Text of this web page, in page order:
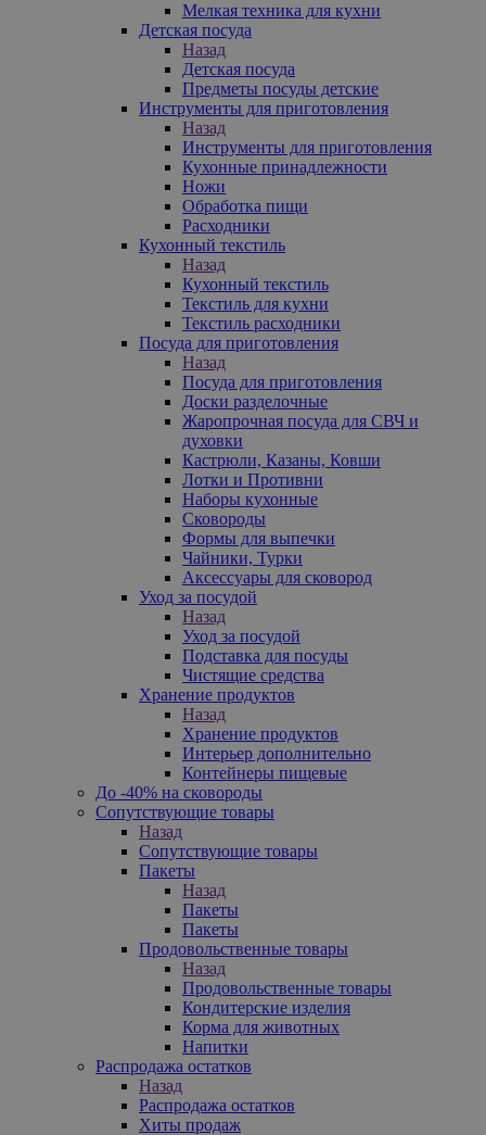
Мелкая техника для кухни
Детская посуда
Назад
Детская посуда
Предметы посуды детские
Инструменты для приготовления
Назад
Инструменты для приготовления
Кухонные принадлежности
Ножи
Обработка пищи
Расходники
Кухонный текстиль
Назад
Кухонный текстиль
Текстиль для кухни
Текстиль расходники
Посуда для приготовления
Назад
Посуда для приготовления
Доски разделочные
Жаропрочная посуда для СВЧ и
духовки
Кастрюли, Казаны, Ковши
Лотки и Противни
Наборы кухонные
Сковороды
Формы для выпечки
Чайники, Турки
Аксессуары для сковород
Уход за посудой
Назад
Уход за посудой
Подставка для посуды
Чистящие средства
Хранение продуктов
Назад
Хранение продуктов
Интерьер дополнительно
Контейнеры пищевые
До -40% на сковороды
Сопутствующие товары
Назад
Сопутствующие товары
Пакеты
Назад
Пакеты
Пакеты
Продовольственные товары
Назад
Продовольственные товары
Кондитерские изделия
Корма для животных
Напитки
Распродажа остатков
Назад
Распродажа остатков
Хиты продаж